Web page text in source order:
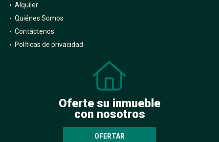
Alquiler
Quiénes Somos
Contáctenos
Políticas de privacidad
Oferte su inmueble
con nosotros
OFERTAR